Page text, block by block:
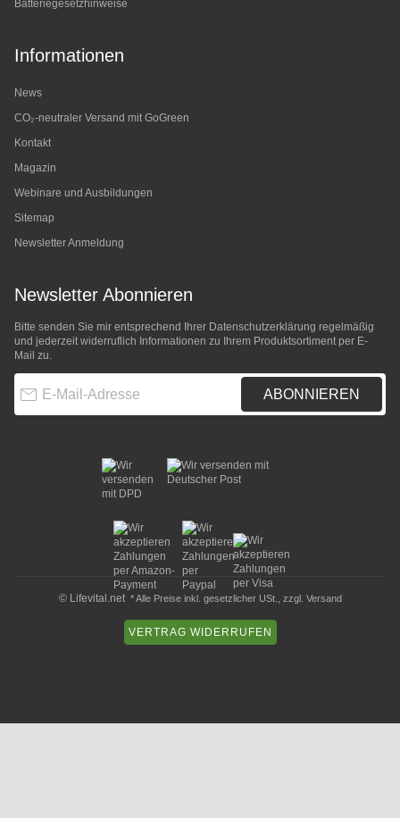
Batteriegesetzhinweise
Informationen
News
CO₂-neutraler Versand mit GoGreen
Kontakt
Magazin
Webinare und Ausbildungen
Sitemap
Newsletter Anmeldung
Newsletter Abonnieren
Bitte senden Sie mir entsprechend Ihrer Datenschutzerklärung regelmäßig
und jederzeit widerruflich Informationen zu Ihrem Produktsortiment per E-
Mail zu.
ABONNIEREN
© Lifevital.net* Alle Preise inkl. gesetzlicher USt., zzgl. Versand
VERTRAG WIDERRUFEN